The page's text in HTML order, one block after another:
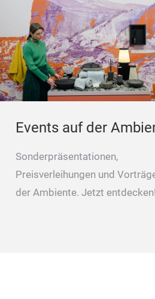
Events auf der
Sonderpräsentationen,
Preisverleihungen und
der Ambiente. Jetzt entdecken!